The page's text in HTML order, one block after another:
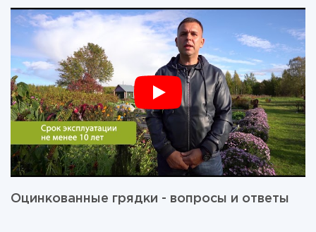
Оцинкованные грядки - вопросы и ответы